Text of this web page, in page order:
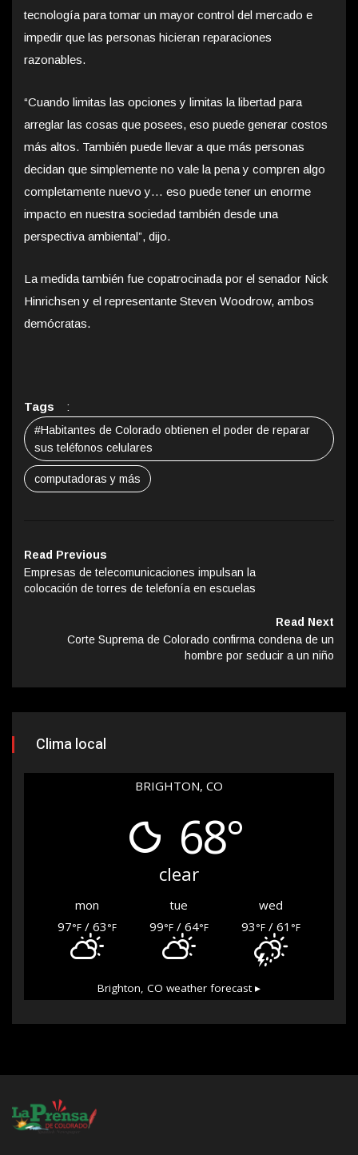
tecnología para tomar un mayor control del mercado e
impedir que las personas hicieran reparaciones
razonables.
“Cuando limitas las opciones y limitas la libertad para
arreglar las cosas que posees, eso puede generar costos
más altos. También puede llevar a que más personas
decidan que simplemente no vale la pena y compren algo
completamente nuevo y… eso puede tener un enorme
impacto en nuestra sociedad también desde una
perspectiva ambiental”, dijo.
La medida también fue copatrocinada por el senador Nick
Hinrichsen y el representante Steven Woodrow, ambos
demócratas.
Tags :
#Habitantes de Colorado obtienen el poder de reparar
sus teléfonos celulares
computadoras y más
Read Previous
Empresas de telecomunicaciones impulsan la
colocación de torres de telefonía en escuelas
Read Next
Corte Suprema de Colorado confirma condena de un
hombre por seducir a un niño
Clima local
BRIGHTON, CO
68°
clear
mon tue
wed
97°F / 63°F 99°F/ 64°F 93°F/ 61 °F
Brighton, CO weather forecast ▸